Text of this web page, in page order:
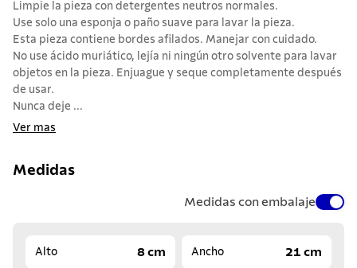
Limpie la pieza con detergentes neutros normales.
Use solo una esponja o paño suave para lavar la pieza.
Esta pieza contiene bordes afilados. Manejar con cuidado.
No use ácido muriático, lejía ni ningún otro solvente para lavar
objetos en la pieza. Enjuague y seque completamente después
de usar.
Nunca deje ...
Ver mas
Medidas
Medidas con embalaje
Alto 8 cm Ancho 21 cm